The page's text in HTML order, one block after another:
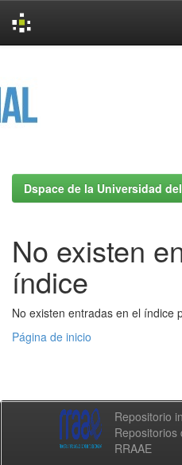
Dspace de la Universidad
No existen
índice
No existen entradas en el índice
Página de inicio
Repositorio
Repositorios
RRAAE